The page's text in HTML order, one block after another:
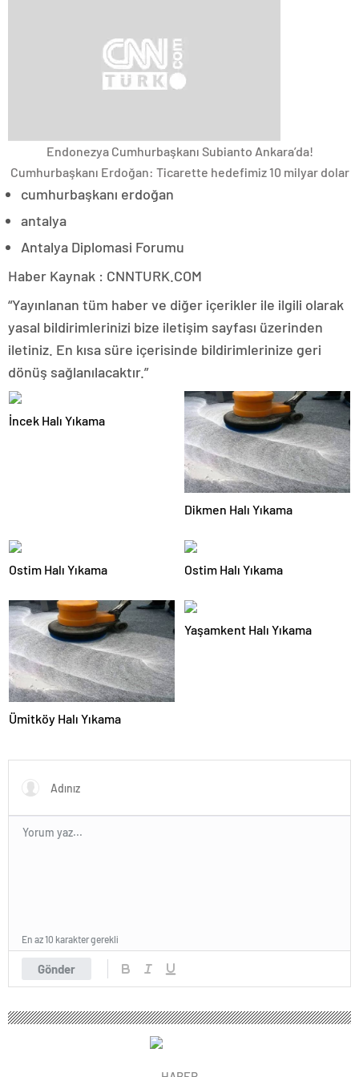
Endonezya Cumhurbaşkanı Subianto Ankara’da!
Cumhurbaşkanı Erdoğan: Ticarette hedefimiz 10 milyar dolar
cumhurbaşkanı erdoğan
antalya
Antalya Diplomasi Forumu
Haber Kaynak : CNNTURK.COM
“Yayınlanan tüm haber ve diğer içerikler ile ilgili olarak
yasal bildirimlerinizi bize iletişim sayfası üzerinden
iletiniz. En kısa süre içerisinde bildirimlerinize geri
dönüş sağlanılacaktır.”
İncek Halı Yıkama
Dikmen Halı Yıkama
Ostim Halı Yıkama Ostim Halı Yıkama
Ümitköy Halı Yıkama
Yaşamkent Halı Yıkama
Gönder
En az 10 karakter gerekli